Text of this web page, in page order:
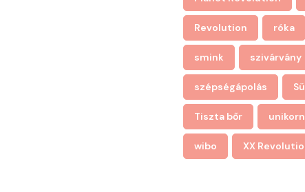
Revolution róka
smink szivárvány
szépségápolás
Tiszta bőr
wibo XX